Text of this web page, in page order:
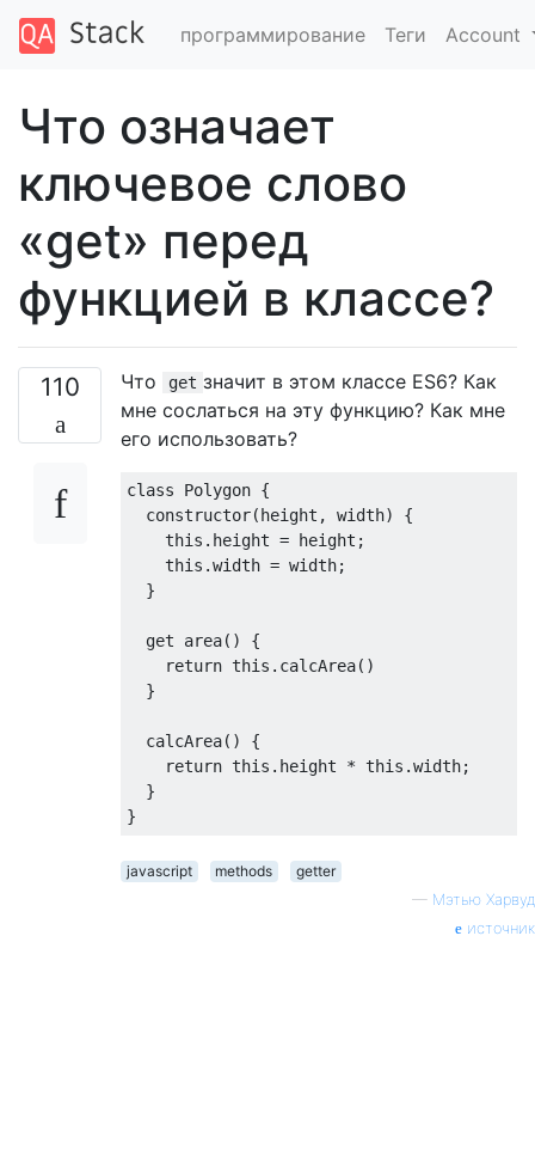
программирование Теги Account
Что означает
ключевое слово
«get» перед
функцией в классе?
110 Что get значит в этом классе ES6? Как
мне сослаться на эту функцию? Как мне
его использовать?
class Polygon {
constructor(height , width)
{
this . height = height ;
this .width = width;
}
get area()
{
return this . calcArea()
}
  calcArea
()
{
return this . height * this .width;
}
}
javascript methods
getter
— Мэтью Харвуд
источник